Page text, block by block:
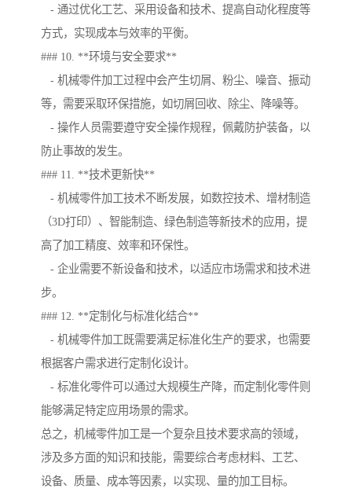
- 通过优化工艺、采用设备和技术、提高自动化程度等
方式，实现成本与效率的平衡。
### 10. **环境与安全要求**
- 机械零件加工过程中会产生切屑、粉尘、噪音、振动
等，需要采取环保措施，如切屑回收、除尘、降噪等。
- 操作人员需要遵守安全操作规程，佩戴防护装备，以
防止事故的发生。
### 11. **技术更新快**
- 机械零件加工技术不断发展，如数控技术、增材制造
（3D打印）、智能制造、绿色制造等新技术的应用，提
高了加工精度、效率和环保性。
- 企业需要不新设备和技术，以适应市场需求和技术进
步。
### 12. **定制化与标准化结合**
- 机械零件加工既需要满足标准化生产的要求，也需要
根据客户需求进行定制化设计。
- 标准化零件可以通过大规模生产降，而定制化零件则
能够满足特定应用场景的需求。
总之，机械零件加工是一个复杂且技术要求高的领域，
涉及多方面的知识和技能，需要综合考虑材料、工艺、
设备、质量、成本等因素，以实现、量的加工目标。